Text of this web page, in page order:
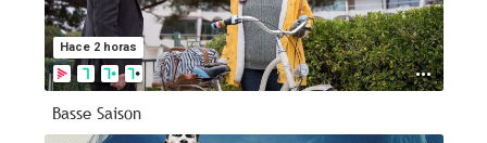
Hace 2 horas
Basse Saison